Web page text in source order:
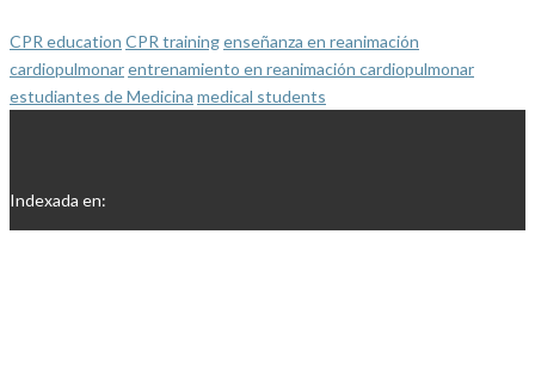
CPR education CPR trainingenseñanza en reanimación
cardiopulmonarentrenamiento en reanimación cardiopulmonar
estudiantes de Medicina medical students
Indexada en: